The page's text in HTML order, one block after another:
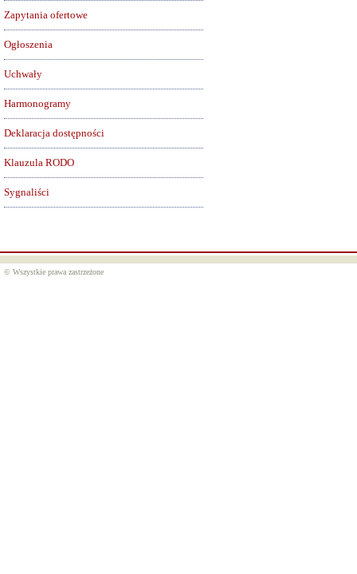
Zapytania ofertowe
Ogłoszenia
Uchwały
Harmonogramy
Deklaracja dostępności
Klauzula RODO
Sygnaliści
© Wszystkie prawa zastrzeżone